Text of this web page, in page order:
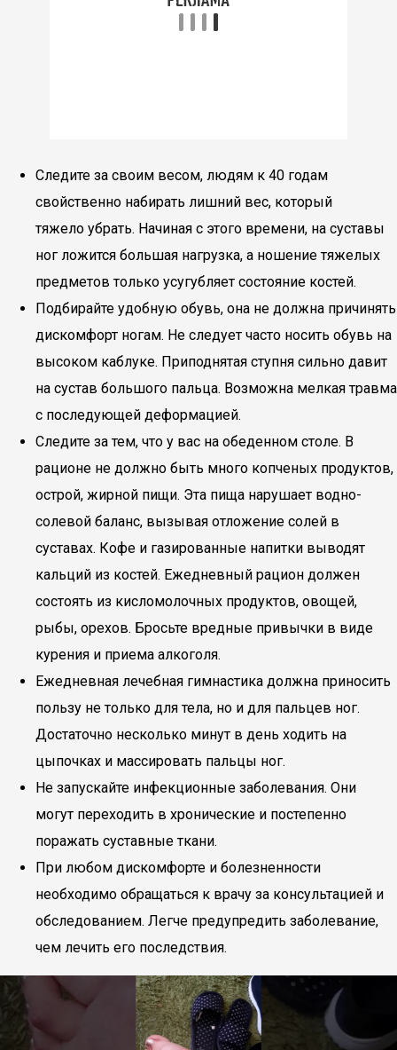
Следите за своим весом, людям к 40 годам
свойственно набирать лишний вес, который
тяжело убрать. Начиная с этого времени, на суставы
ног ложится большая нагрузка, а ношение тяжелых
предметов только усугубляет состояние костей.
Подбирайте удобную обувь, она не должна причинять
дискомфорт ногам. Не следует часто носить обувь на
высоком каблуке. Приподнятая ступня сильно давит
на сустав большого пальца. Возможна мелкая травма
с последующей деформацией.
Следите за тем, что у вас на обеденном столе. В
рационе не должно быть много копченых продуктов,
острой, жирной пищи. Эта пища нарушает водно-
солевой баланс, вызывая отложение солей в
суставах. Кофе и газированные напитки выводят
кальций из костей. Ежедневный рацион должен
состоять из кисломолочных продуктов, овощей,
рыбы, орехов. Бросьте вредные привычки в виде
курения и приема алкоголя.
Ежедневная лечебная гимнастика должна приносить
пользу не только для тела, но и для пальцев ног.
Достаточно несколько минут в день ходить на
цыпочках и массировать пальцы ног.
Не запускайте инфекционные заболевания. Они
могут переходить в хронические и постепенно
поражать суставные ткани.
При любом дискомфорте и болезненности
необходимо обращаться к врачу за консультацией и
обследованием. Легче предупредить заболевание,
чем лечить его последствия.